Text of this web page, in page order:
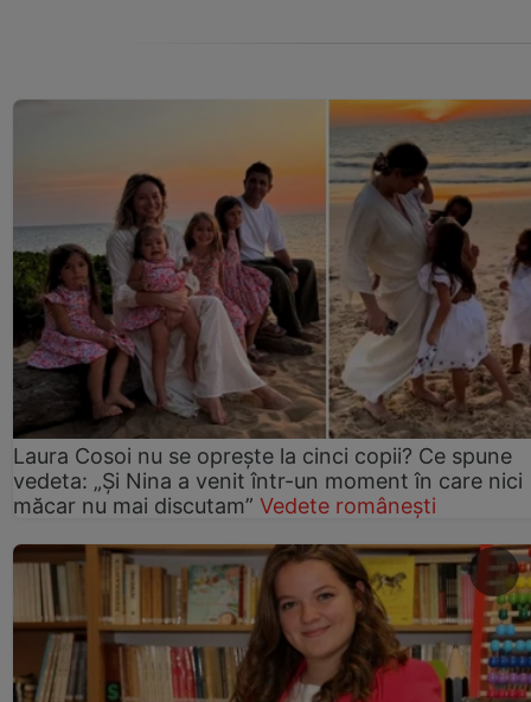
Laura Cosoi nu se oprește la cinci copii? Ce spune
vedeta: „Și Nina a venit într-un moment în care nici
măcar nu mai discutam” Vedete românești